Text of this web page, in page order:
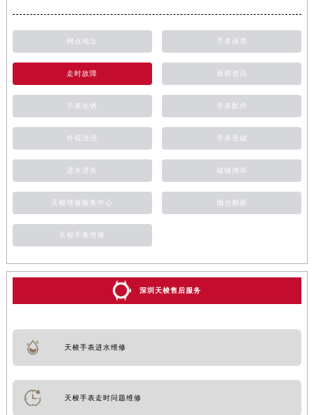
网点地址 手表保养
走时故障 新闻资讯
手表生锈 手表配件
外观清洗 手表受磁
进水进灰 磕碰摔坏
天梭维修服务中心 抛光翻新
天梭手表维修
深圳天梭售后服务
天梭手表进水维修
天梭手表走时问题维修